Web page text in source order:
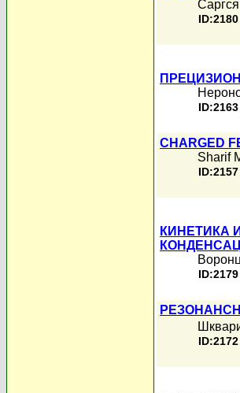
ID:2180
ID:2163
CHARGED
Sharif
ID:2157
КИНЕТИКА
ID:2179
ID:2172